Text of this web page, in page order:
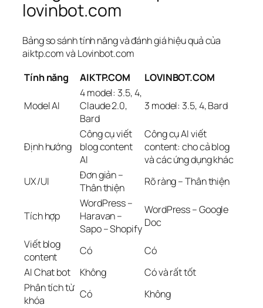
lovinbot.com
Bảng so sánh tính năng và đánh giá hiệu quả của
aiktp.com và Lovinbot.com
Tính năng
AIKTP.COM LOVINBOT.COM
Model AI
4 model: 3.5, 4,
Claude 2.0,
Bard
3 model: 3.5, 4, Bard
Định hướng
Công cụ viết
blog content
AI
Công cụ AI viết
content: cho cả blog
và các ứng dụng khác
UX/UI
Đơn giản –
Thân thiện
Rõ ràng – Thân thiện
Tích hợp
WordPress –
Haravan –
Sapo – Shopify
WordPress – Google
Doc
Viết blog
content
Có
Có
AI Chat bot
Không
Có và rất tốt
Phân tích từ
khóa
Có
Không